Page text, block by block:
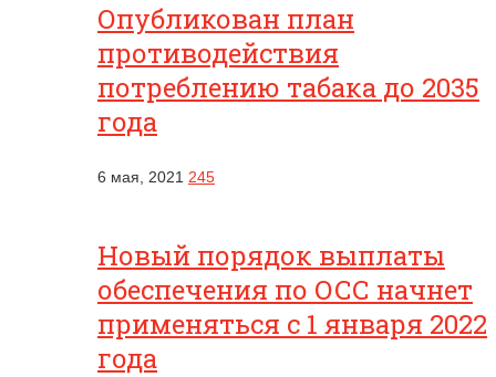
Опубликован план
противодействия
потреблению табака до 2035
года
6 мая, 2021 245
Новый порядок выплаты
обеспечения по ОСС начнет
применяться с 1 января 2022
года